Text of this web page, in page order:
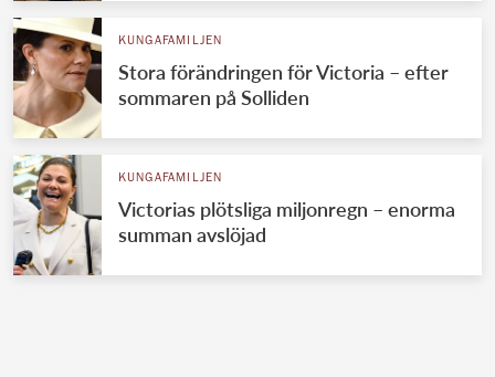
KUNGAFAMILJEN
Stora förändringen för Victoria – efter
sommaren på Solliden
KUNGAFAMILJEN
Victorias plötsliga miljonregn – enorma
summan avslöjad